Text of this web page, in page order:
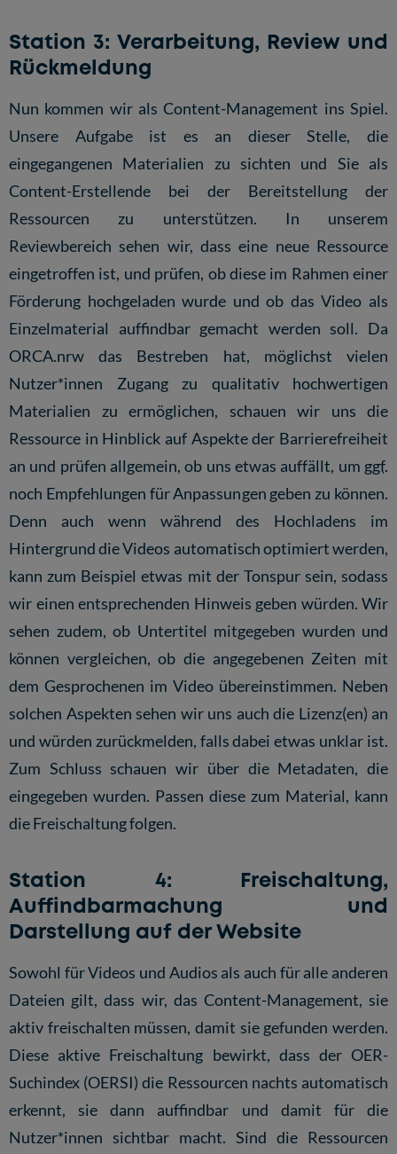
Station 3: Verarbeitung, Review und
Rückmeldung
Nun kommen wir als Content-Management ins Spiel.
Unsere Aufgabe ist es an dieser Stelle, die
eingegangenen Materialien zu sichten und Sie als
Content-Erstellende bei der Bereitstellung der
Ressourcen zu unterstützen. In unserem
Reviewbereich sehen wir, dass eine neue Ressource
eingetroffen ist, und prüfen, ob diese im Rahmen einer
Förderung hochgeladen wurde und ob das Video als
Einzelmaterial auffindbar gemacht werden soll. Da
ORCA.nrw das Bestreben hat, möglichst vielen
Nutzer*innen Zugang zu qualitativ hochwertigen
Materialien zu ermöglichen, schauen wir uns die
Ressource in Hinblick auf Aspekte der Barrierefreiheit
an und prüfen allgemein, ob uns etwas auffällt, um ggf.
noch Empfehlungen für Anpassungen geben zu können.
Denn auch wenn während des Hochladens im
Hintergrund die Videos automatisch optimiert werden,
kann zum Beispiel etwas mit der Tonspur sein, sodass
wir einen entsprechenden Hinweis geben würden. Wir
sehen zudem, ob Untertitel mitgegeben wurden und
können vergleichen, ob die angegebenen Zeiten mit
dem Gesprochenen im Video übereinstimmen. Neben
solchen Aspekten sehen wir uns auch die Lizenz(en) an
und würden zurückmelden, falls dabei etwas unklar ist.
Zum Schluss schauen wir über die Metadaten, die
eingegeben wurden. Passen diese zum Material, kann
die Freischaltung folgen.
Station 4: Freischaltung,
Auffindbarmachung und
Darstellung auf der Website
Sowohl für Videos und Audios als auch für alle anderen
Dateien gilt, dass wir, das Content-Management, sie
aktiv freischalten müssen, damit sie gefunden werden.
Diese aktive Freischaltung bewirkt, dass der OER-
Suchindex (OERSI) die Ressourcen nachts automatisch
erkennt, sie dann auffindbar und damit für die
Nutzer*innen sichtbar macht. Sind die Ressourcen